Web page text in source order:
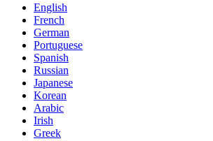
English
French
German
Portuguese
Spanish
Russian
Japanese
Korean
Arabic
Irish
Greek